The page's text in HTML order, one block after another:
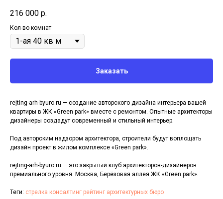
216 000 р.
Кол-во комнат
Заказать
rejting-arh-byuro.ru — создание авторского дизайна интерьера вашей
квартиры в ЖК «Green park» вместе с ремонтом. Опытные архитекторы
дизайнеры создадут современный и стильный интерьер.
Под авторским надзором архитектора, строители будут воплощать
дизайн проект в жилом комплексе «Green park».
rejting-arh-byuro.ru — это закрытый клуб архитекторов-дизайнеров
премиального уровня. Москва, Берёзовая аллея ЖК «Green park».
Теги: стрелка консалтинг рейтинг архитектурных бюро